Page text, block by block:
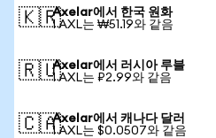
🇰🇷Axelar에서 한국 원화
1 AXL는 ₩51.19와 같음
🇷🇺Axelar에서 러시아 루블
1 AXL는 ₽2.99와 같음
🇨🇦Axelar에서 캐나다 달러
1 AXL는 $0.0507와 같음